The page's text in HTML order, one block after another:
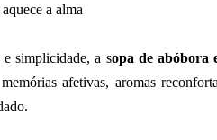
a alma
e simplicidade, a sopa de abóbora
afetivas, aromas